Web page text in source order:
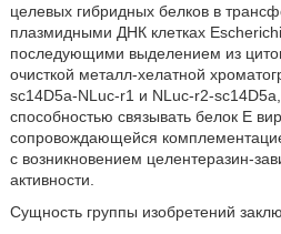
целевых гибридных белков в
плазмидными ДНК клетках
последующими выделением из
очисткой металл-хелатной
sc14D5a-NLuc-r1 и NLuc-r2-
способностью связывать белок Е
сопровождающейся
с возникновением целентеразин-
активности.
Сущность группы изобретений